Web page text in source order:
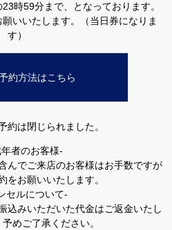
時59分まで、となっております。
いいたします。（当日券になりま
す）
約方法はこちら
約は閉じられました。
者のお客様-
んでご来店のお客様はお手数ですが
をお願いいたします。
セルについて-
込みいただいた代金はご返金いたし
めご了承ください。